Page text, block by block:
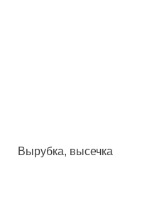
Вырубка, высечка